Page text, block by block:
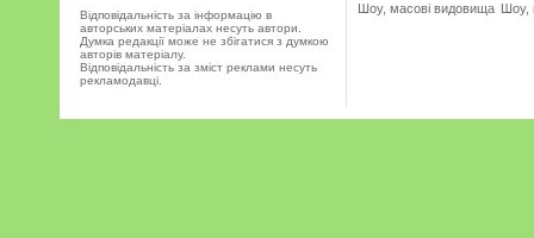
Відповідальність за інформацію в
авторських матеріалах несуть автори.
Думка редакції може не збігатися з думкою
авторів матеріалу.
Відповідальність за зміст реклами несуть
рекламодавці.
Шоу, масові видовища Шоу,